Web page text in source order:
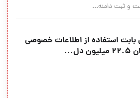
و ثبت دامنه...
بابت استفاده از اطلاعات خصوصی
دل...